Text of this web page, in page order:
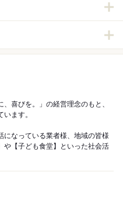
喜びを。」の経営理念のもと、
ます。
になっている業者様、地域の皆様
や【子ども食堂】といった社会活